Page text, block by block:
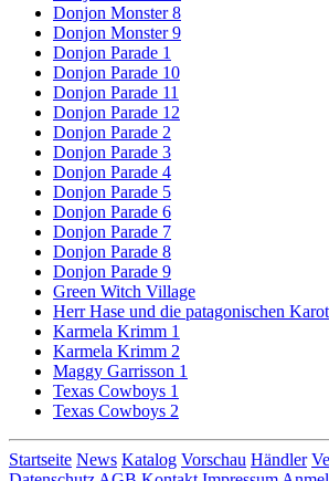
Donjon Monster 8
Donjon Monster 9
Donjon Parade 1
Donjon Parade 10
Donjon Parade 11
Donjon Parade 12
Donjon Parade 2
Donjon Parade 3
Donjon Parade 4
Donjon Parade 5
Donjon Parade 6
Donjon Parade 7
Donjon Parade 8
Donjon Parade 9
Green Witch Village
Herr Hase und die patagonischen
Karmela Krimm 1
Karmela Krimm 2
Maggy Garrisson 1
Texas Cowboys 1
Texas Cowboys 2
Startseite News Katalog Vorschau Händler